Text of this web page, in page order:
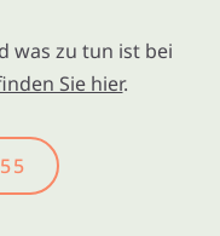
was zu tun ist bei
Sie hier.